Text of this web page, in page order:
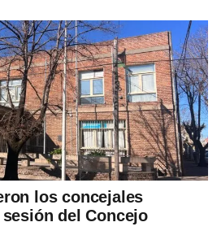
los concejales
del Concejo